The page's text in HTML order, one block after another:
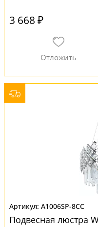
3 668 ₽
A1006SP-8CC
Подвесная люстра